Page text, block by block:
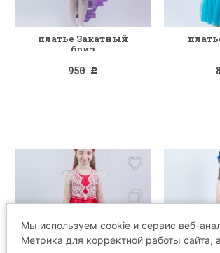
платье Закатный
бриз
950 Р
Мы используем cookie и сервис веб-
Метрика для корректной работы сайта,